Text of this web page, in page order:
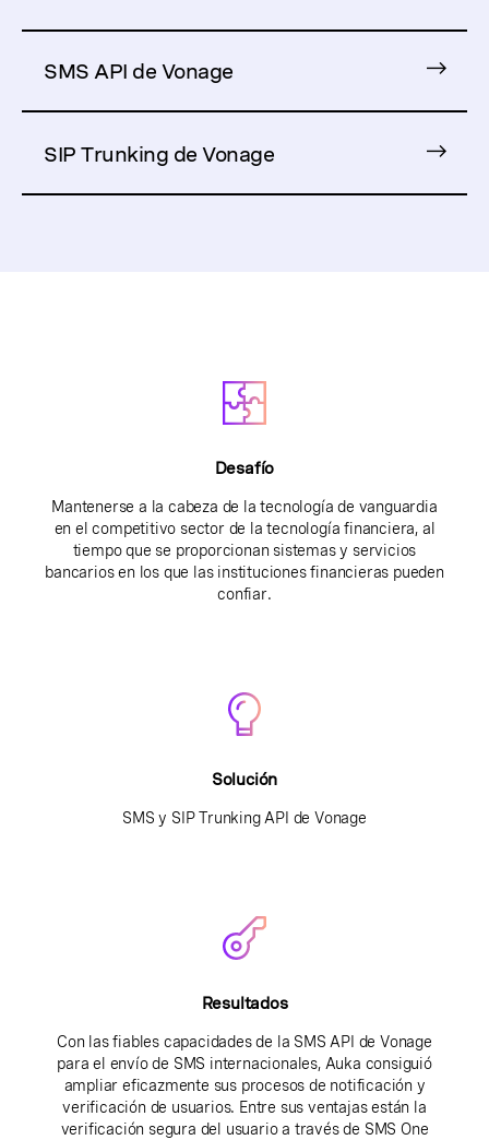
SMS API de Vonage
SIP Trunking de Vonage
Desafío
Mantenerse a la cabeza de la tecnología de vanguardia
en el competitivo sector de la tecnología financiera, al
tiempo que se proporcionan sistemas y servicios
bancarios en los que las instituciones financieras pueden
confiar.
Solución
SMS y SIP Trunking API de Vonage
Resultados
Con las fiables capacidades de la SMS API de Vonage
para el envío de SMS internacionales, Auka consiguió
ampliar eficazmente sus procesos de notificación y
verificación de usuarios. Entre sus ventajas están la
verificación segura del usuario a través de SMS One